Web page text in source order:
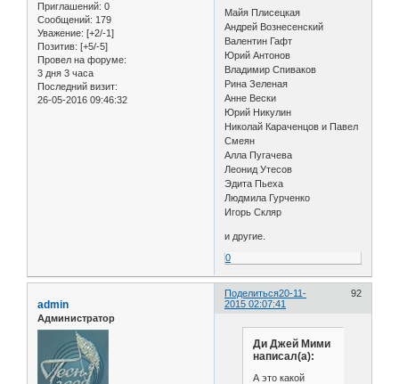
Приглашений: 0
Сообщений: 179
Уважение: [+2/-1]
Позитив: [+5/-5]
Провел на форуме:
3 дня 3 часа
Последний визит:
26-05-2016 09:46:32
Майя Плисецкая
Андрей Вознесенский
Валентин Гафт
Юрий Антонов
Владимир Спиваков
Рина Зеленая
Анне Вески
Юрий Никулин
Николай Караченцов и Павел
Смеян
Алла Пугачева
Леонид Утесов
Эдита Пьеха
Людмила Гурченко
Игорь Скляр
и другие.
0
Поделиться 92
20-11-
2015 02:07:41
admin
Администратор
Ди Джей Мими
написал(а):
А это какой